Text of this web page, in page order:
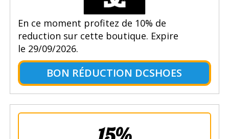
En ce moment profitez de 10% de
reduction sur cette boutique. Expire
le 29/09/2026.
BON RÉDUCTION DCSHOES